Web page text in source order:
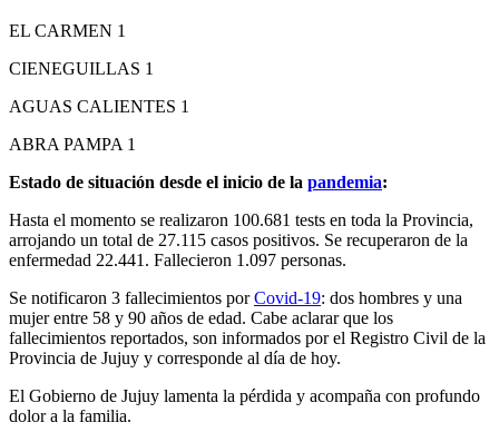
EL CARMEN 1
CIENEGUILLAS 1
AGUAS CALIENTES 1
ABRA PAMPA 1
Estado de situación desde el inicio de la pandemia:
Hasta el momento se realizaron 100.681 tests en toda la Provincia,
arrojando un total de 27.115 casos positivos. Se recuperaron de la
enfermedad 22.441. Fallecieron 1.097 personas.
Se notificaron 3 fallecimientos porCovid-19: dos hombres y una
mujer entre 58 y 90 años de edad. Cabe aclarar que los
fallecimientos reportados, son informados por el Registro Civil de la
Provincia de Jujuy y corresponde al día de hoy.
El Gobierno de Jujuy lamenta la pérdida y acompaña con profundo
dolor a la familia.